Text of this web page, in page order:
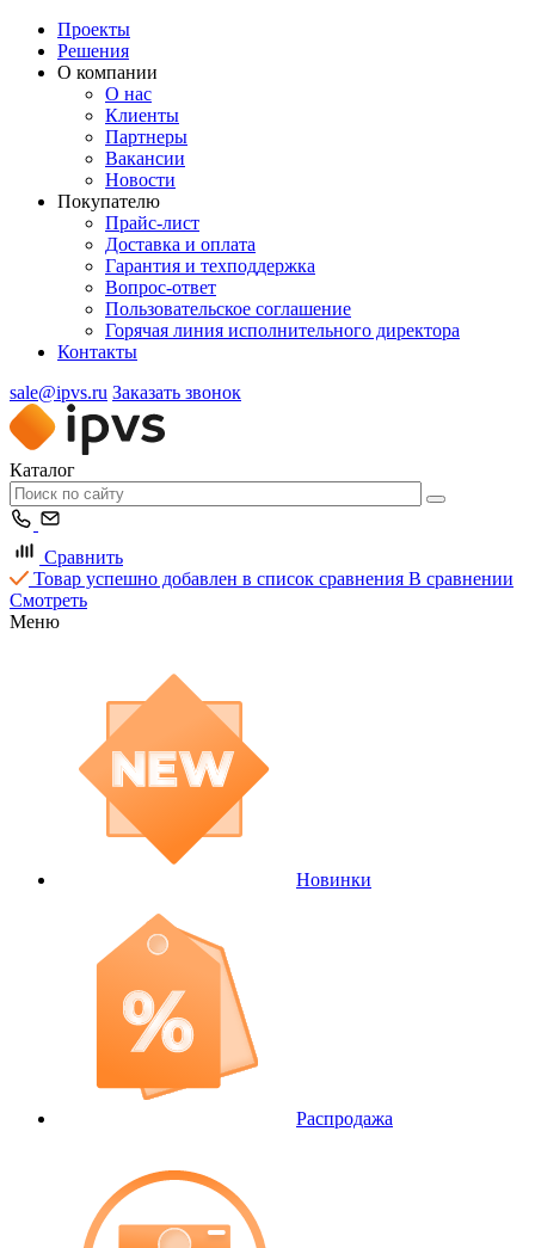
Проекты
Решения
О компании
О нас
Клиенты
Партнеры
Вакансии
Новости
Покупателю
Прайс-лист
Доставка и оплата
Гарантия и техподдержка
Вопрос-ответ
Пользовательское соглашение
Горячая линия исполнительного директора
Контакты
sale@ipvs.ru Заказать звонок
Каталог
Сравнить
Товар успешно добавлен в список сравнения В сравнении
Смотреть
Меню
Новинки
Распродажа